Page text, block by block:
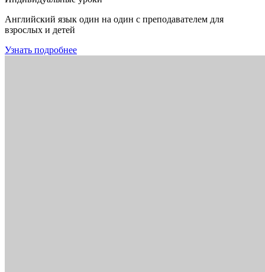
Английский язык один на один с преподавателем для
взрослых и детей
Узнать подробнее